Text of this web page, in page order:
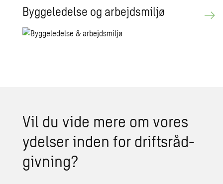
Byg­ge­le­del­se og ar­bejds­mil­jø
Vil du vide mere om vores
ydel­ser inden for drifts­rå­d­
giv­ning?